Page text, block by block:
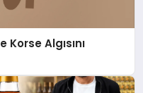
Algısını